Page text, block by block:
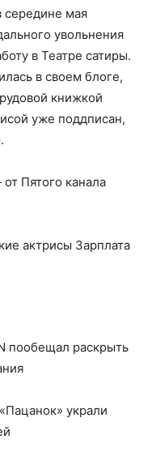
середине мая
увольнения
в Театре сатиры.
в своем блоге,
книжкой
уже поддписан,
Пятого канала
актрисы Зарплата
пообещал раскрыть
украли